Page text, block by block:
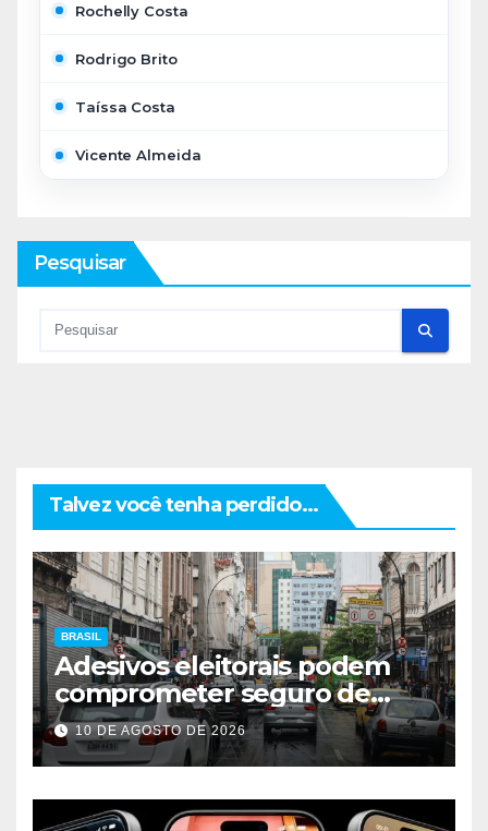
Rochelly Costa
Rodrigo Brito
Taíssa Costa
Vicente Almeida
Pesquisar
Talvez você tenha perdido...
BRASIL
Adesivos eleitorais podem
comprometer seguro de
veículos
10 DE AGOSTO DE 2026